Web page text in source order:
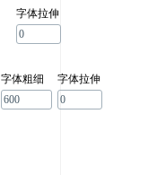
字体拉伸
字体粗细 字体拉伸